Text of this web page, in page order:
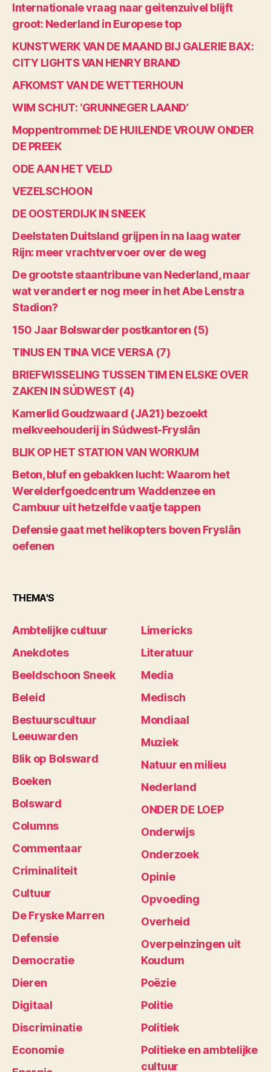
Internationale vraag naar geitenzuivel blijft
groot: Nederland in Europese top
KUNSTWERK VAN DE MAAND BIJ GALERIE BAX:
CITY LIGHTS VAN HENRY BRAND
AFKOMST VAN DE WETTERHOUN
WIM SCHUT: ‘GRUNNEGER LAAND’
Moppentrommel: DE HUILENDE VROUW ONDER
DE PREEK
ODE AAN HET VELD
VEZELSCHOON
DE OOSTERDIJK IN SNEEK
Deelstaten Duitsland grijpen in na laag water
Rijn: meer vrachtvervoer over de weg
De grootste staantribune van Nederland, maar
wat verandert er nog meer in het Abe Lenstra
Stadion?
150 Jaar Bolswarder postkantoren (5)
TINUS EN TINA VICE VERSA (7)
BRIEFWISSELING TUSSEN TIM EN ELSKE OVER
ZAKEN IN SÚDWEST (4)
Kamerlid Goudzwaard (JA21) bezoekt
melkveehouderij in Súdwest-Fryslân
BLIK OP HET STATION VAN WORKUM
Beton, bluf en gebakken lucht: Waarom het
Werelderfgoedcentrum Waddenzee en
Cambuur uit hetzelfde vaatje tappen
Defensie gaat met helikopters boven Fryslân
oefenen
THEMA'S
Ambtelijke cultuur
Anekdotes
Beeldschoon Sneek
Beleid
Bestuurscultuur
Leeuwarden
Blik op Bolsward
Boeken
Bolsward
Columns
Commentaar
Criminaliteit
Cultuur
De Fryske Marren
Defensie
Democratie
Dieren
Digitaal
Discriminatie
Economie
Limericks
Literatuur
Media
Medisch
Mondiaal
Muziek
Natuur en milieu
Nederland
ONDER DE LOEP
Onderwijs
Onderzoek
Opinie
Opvoeding
Overheid
Overpeinzingen uit
Koudum
Poëzie
Politie
Politiek
Politieke en ambtelijke
cultuur